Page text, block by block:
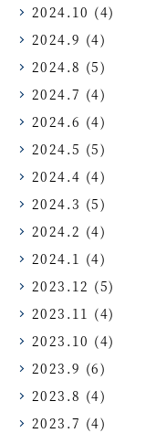
2024.10 (4)
2024.9 (4)
2024.8 (5)
2024.7 (4)
2024.6 (4)
2024.5 (5)
2024.4 (4)
2024.3 (5)
2024.2 (4)
2024.1 (4)
2023.12 (5)
2023.11 (4)
2023.10 (4)
2023.9 (6)
2023.8 (4)
2023.7 (4)